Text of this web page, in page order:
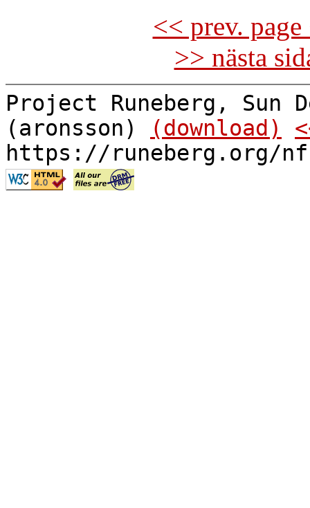
<< prev.
>> nästa
Project Runeberg, Sun
(aronsson)
(download)
https://runeberg.org/